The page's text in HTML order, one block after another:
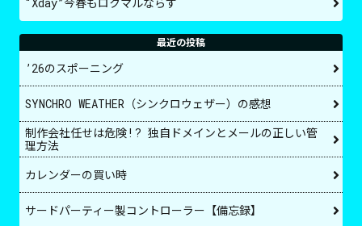
最近の投稿
’26のスポーニング
SYNCHRO WEATHER（シンクロウェザー）の感想
制作会社任せは危険!? 独自ドメインとメールの正しい管
理方法
カレンダーの買い時
サードパーティー製コントローラー【備忘録】